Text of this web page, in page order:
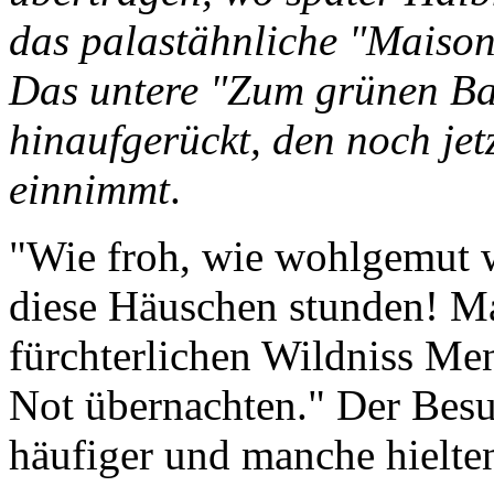
das palastähnliche
Das untere "Zum grünen
hinaufgerückt, den noch
einnimmt.
"Wie froh, wie wohlgemut
diese Häuschen stunden!
fürchterlichen Wildniss
Not übernachten." Der
häufiger und manche